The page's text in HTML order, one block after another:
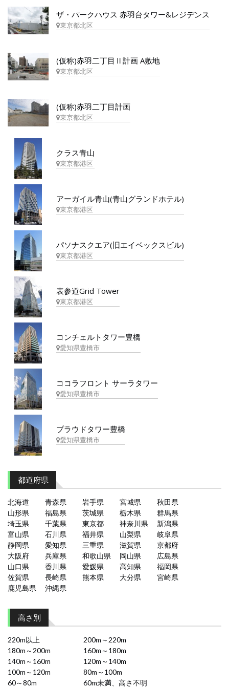
ザ・パークハウス 赤羽台タワー&レジデンス
東京都北区
(仮称)赤羽二丁目Ⅱ計画 A敷地
東京都北区
(仮称)赤羽二丁目計画
東京都北区
クラス青山
東京都港区
アーガイル青山(青山グランドホテル)
東京都港区
パソナスクエア(旧エイベックスビル)
東京都港区
表参道Grid Tower
東京都港区
コンチェルトタワー豊橋
愛知県豊橋市
ココラフロント サーラタワー
愛知県豊橋市
プラウドタワー豊橋
愛知県豊橋市
都道府県
北海道 青森県 岩手県 宮城県
秋田県
山形県
福島県 茨城県 栃木県
群馬県
埼玉県
千葉県 東京都 神奈川県
新潟県
富山県
石川県 福井県 山梨県
岐阜県
静岡県
愛知県 三重県 滋賀県
京都府
大阪府
兵庫県 和歌山県 岡山県
広島県
山口県
香川県 愛媛県 高知県
福岡県
佐賀県
長崎県 熊本県 大分県
宮崎県
鹿児島県
沖縄県
高さ別
220m以上
200m～220m
180m～200m
160m～180m
140m～160m
120m～140m
100m～120m
80m～100m
60～80m
60m未満、高さ不明